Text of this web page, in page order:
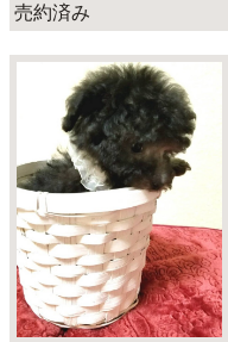
売約済み